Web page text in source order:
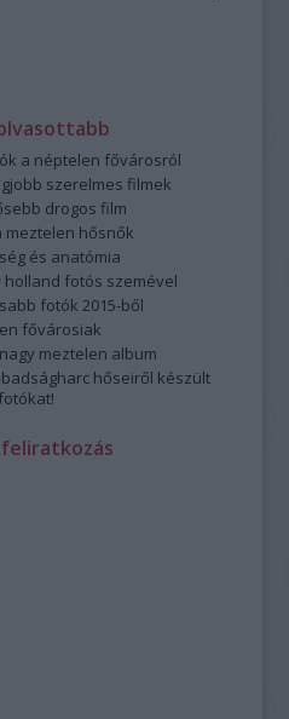
a néptelen fővárosról
szerelmes filmek
drogos film
meztelen hősnők
és anatómia
fotós szemével
fotók 2015-ből
fővárosiak
meztelen album
hőseiről készült
fotókat!